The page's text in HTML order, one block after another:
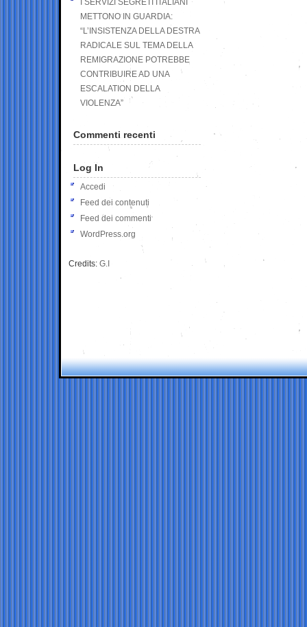
I SERVIZI SEGRETI ITALIANI
METTONO IN GUARDIA:
“L’INSISTENZA DELLA DESTRA
RADICALE SUL TEMA DELLA
REMIGRAZIONE POTREBBE
CONTRIBUIRE AD UNA
ESCALATION DELLA
VIOLENZA”
Commenti recenti
Log In
Accedi
Feed dei contenuti
Feed dei commenti
WordPress.org
Credits: G.I